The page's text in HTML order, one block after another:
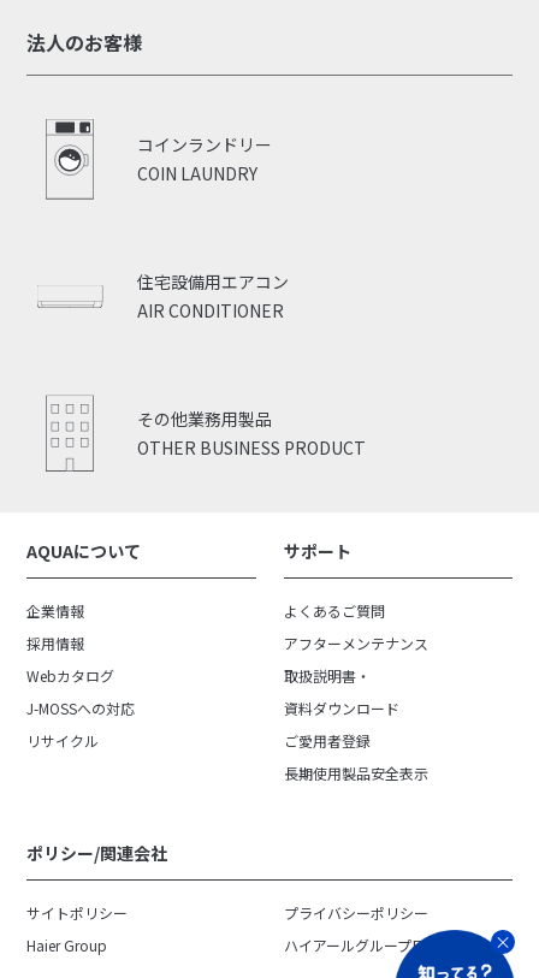
法人のお客様
COIN LAUNDRY
コインランドリー
AIR CONDITIONER
住宅設備用エアコン
OTHER BUSINESS PRODUCT
その他業務用製品
AQUAについて
企業情報
採用情報
Webカタログ
J-MOSSへの対応
リサイクル
サポート
よくあるご質問
アフターメンテナンス
取扱説明書・
資料ダウンロード
ご愛用者登録
長期使用製品安全表示
ポリシー/関連会社
サイトポリシー
プライバシーポリシー
Haier Group
ハイアールグループ日本地域